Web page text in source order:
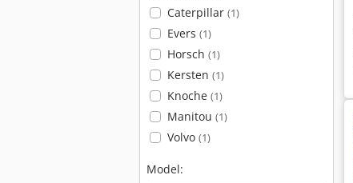
Caterpillar (1)
Evers (1)
Horsch (1)
Kersten (1)
Knoche (1)
Manitou (1)
Volvo (1)
Model: